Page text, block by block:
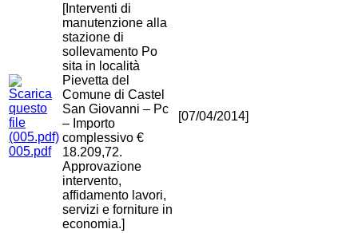
005.pdf
[Interventi di
manutenzione alla
stazione di
sollevamento Po
sita in località
Pievetta del
Comune di Castel
San Giovanni – Pc
– Importo
complessivo €
18.209,72.
Approvazione
intervento,
affidamento lavori,
servizi e forniture in
economia.]
[07/04/2014]